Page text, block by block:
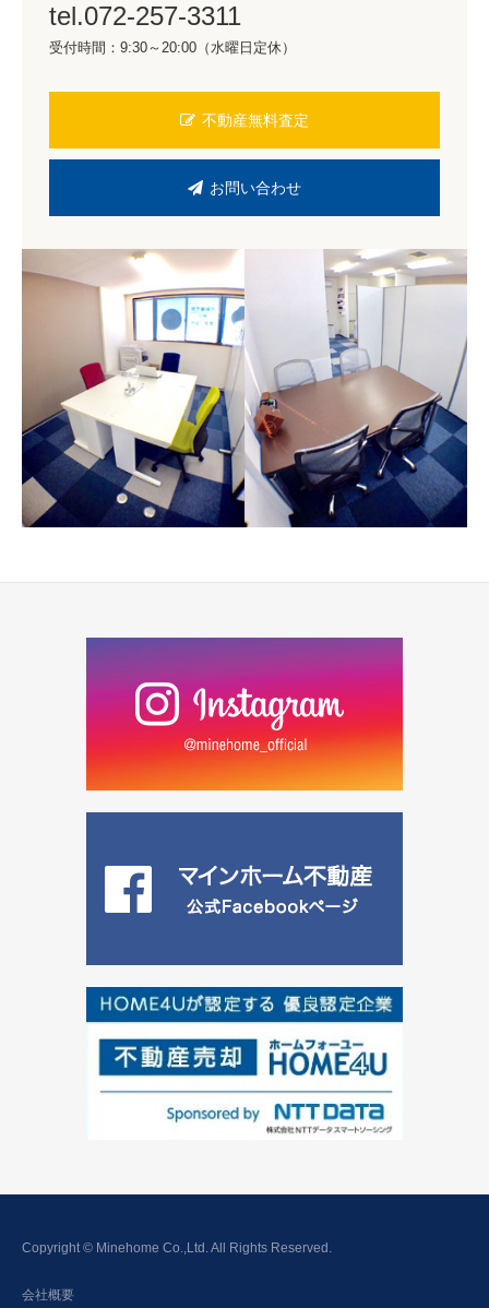
tel.072-257-3311
受付時間：9:30～20:00（水曜日定休）
不動産無料査定
お問い合わせ
Copyright © Minehome Co.,Ltd. All Rights Reserved.
会社概要